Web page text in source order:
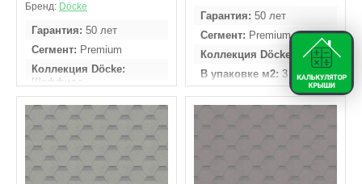
Бренд: Döcke
Гарантия 50 лет
Сегмент
Premium
Коллекция Döcke
Шеффилд
Кол - во гонтов в
упаковке
22 шт
Гарантия 50 лет
Сегмент
Premium
Коллекция Döcke
Кёльн
В упаковке м2 3
Кол - во гонтов в
упаковке 22 шт